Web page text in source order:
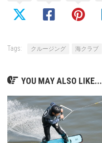
Tags: クルージング 海クラブ
YOU MAY ALSO LIKE...